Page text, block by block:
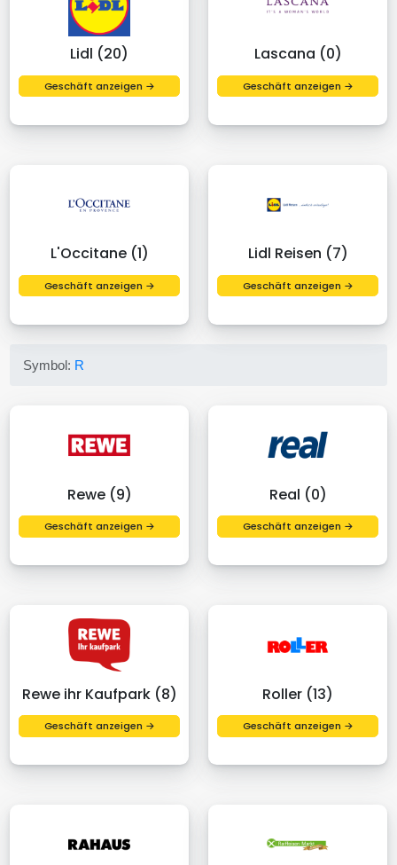
Lidl (20)
Geschäft anzeigen →
Lascana (0)
Geschäft anzeigen →
L'Occitane (1)
Geschäft anzeigen →
Lidl Reisen (7)
Geschäft anzeigen →
Symbol: R
Rewe (9)
Geschäft anzeigen →
Real (0)
Geschäft anzeigen →
Rewe ihr Kaufpark (8)
Geschäft anzeigen →
Roller (13)
Geschäft anzeigen →